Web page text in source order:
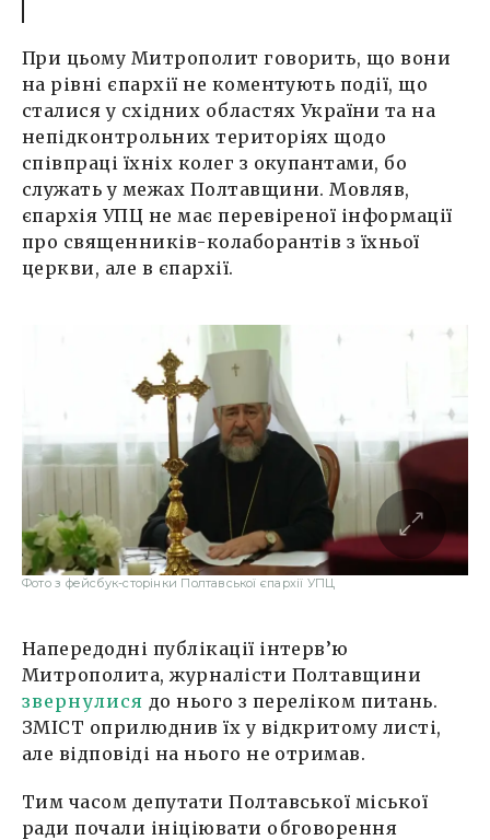
При цьому Митрополит говорить, що вони
на рівні єпархії не коментують події, що
сталися у східних областях України та на
непідконтрольних територіях щодо
співпраці їхніх колег з окупантами, бо
служать у межах Полтавщини. Мовляв,
єпархія УПЦ не має перевіреної інформації
про священників-колаборантів з їхньої
церкви, але в єпархії.
Фото з фейсбук-сторінки Полтавської єпархії УПЦ
Напередодні публікації інтерв’ю
Митрополита, журналісти Полтавщини
звернулися до нього з переліком питань.
ЗМІСТ оприлюднив їх у відкритому листі,
але відповіді на нього не отримав.
Тим часом депутати Полтавської міської
ради почали ініціювати обговорення